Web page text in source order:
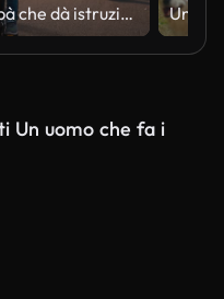
Papà che dà istruzioni al figlio su come guidare la bici a due ruote
Un uomo che fa i